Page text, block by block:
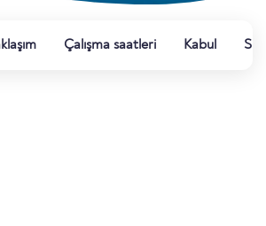
Çalışma saatleri Kabul Su